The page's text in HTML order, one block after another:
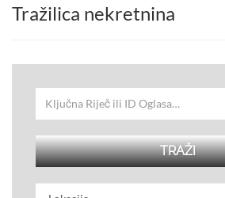
Tražilica nekretnina